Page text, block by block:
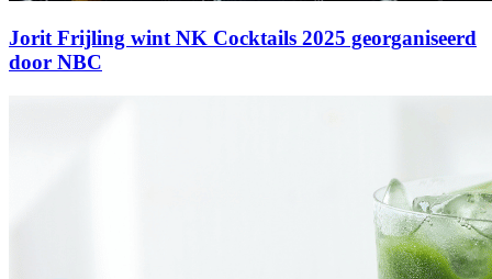
Jorit Frijling wint NK Cocktails 2025 georganiseerd
door NBC